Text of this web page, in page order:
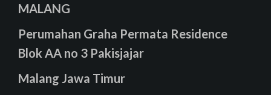
MALANG
Perumahan Graha Permata Residence
Blok AA no 3 Pakisjajar
Malang Jawa Timur